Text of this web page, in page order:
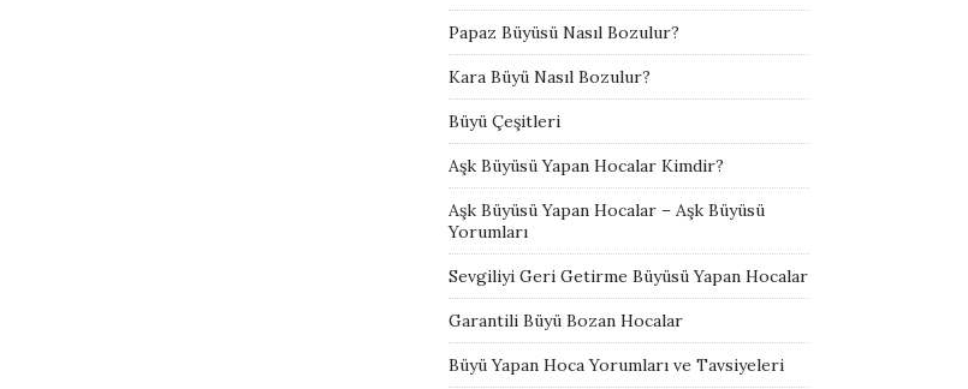
Papaz Büyüsü Nasıl Bozulur?
Kara Büyü Nasıl Bozulur?
Büyü Çeşitleri
Aşk Büyüsü Yapan Hocalar Kimdir?
Aşk Büyüsü Yapan Hocalar – Aşk Büyüsü
Yorumları
Sevgiliyi Geri Getirme Büyüsü Yapan Hocalar
Garantili Büyü Bozan Hocalar
Büyü Yapan Hoca Yorumları ve Tavsiyeleri